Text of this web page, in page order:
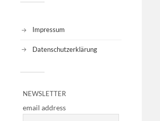
Impressum
Datenschutzerklärung
NEWSLETTER
email address